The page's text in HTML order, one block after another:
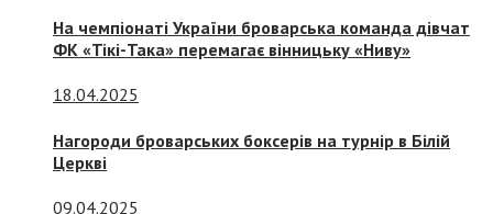
На чемпіонаті України броварська команда дівчат
ФК «Тікі-Така» перемагає вінницьку «Ниву»
18.04.2025
Нагороди броварських боксерів на турнір в Білій
Церкві
09.04.2025